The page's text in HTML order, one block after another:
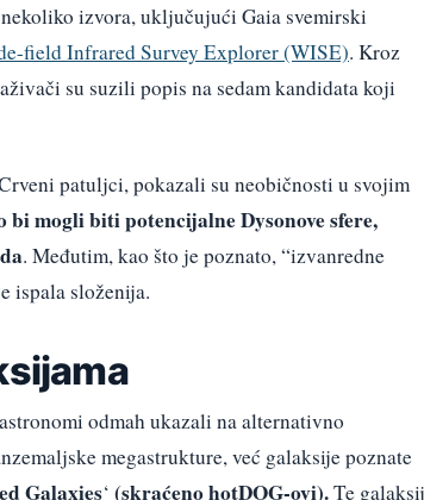
izvora, uključujući Gaia svemirski
field Infrared Survey Explorer (WISE). Kroz
su suzili popis na sedam kandidata koji
patuljci, pokazali su neobičnosti u svojim
mogli biti potencijalne Dysonove sfere,
. Međutim, kao što je poznato, “izvanredne
ispala složenija.
odmah ukazali na alternativno
megastrukture, već galaksije poznate
Galaxies‘ (skraćenohotDOG-ovi).Te